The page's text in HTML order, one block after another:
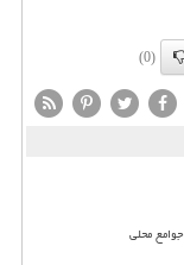
(0)
محلی